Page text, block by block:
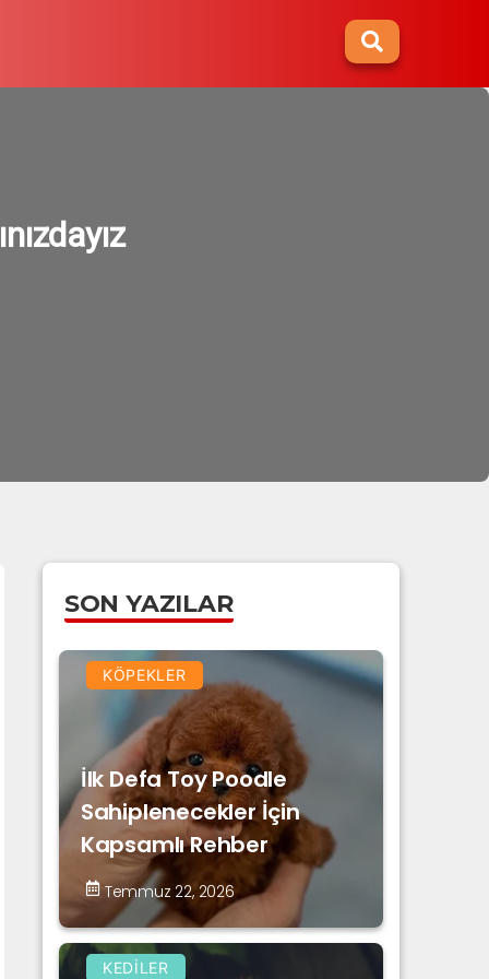
SON YAZILAR
KÖPEKLER
İlk Defa Toy Poodle
Sahiplenecekler İçin
Kapsamlı Rehber
Temmuz 22, 2026
KEDILER